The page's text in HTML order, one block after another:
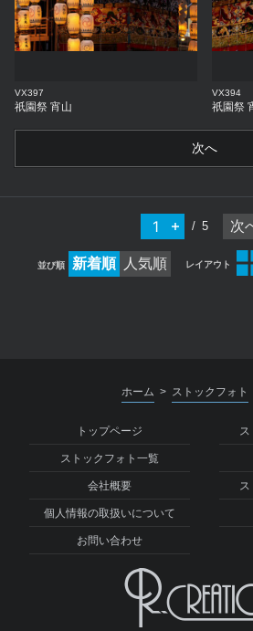
VX397
祇園祭 宵山
VX394
祇園祭
次へ
5 次
並び順 新着順 人気順 レイアウト
ホーム > ストックフォト
トップページ
ストックフォト一覧
会社概要
個人情報の取扱いについて
お問い合わせ